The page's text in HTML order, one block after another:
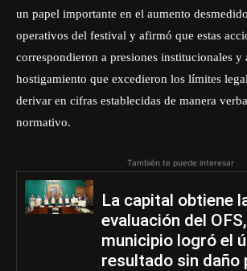
un papel importante en el aumento
operativos del festival y afirmó que estas
correspondieron a presiones institucionales y
hostigamiento que excedieron los límites
derivar en cifras establecidas de manera
normativo.
También te puede interesar
La capital obtiene
evaluación del
municipio logró el
resultado sin daño